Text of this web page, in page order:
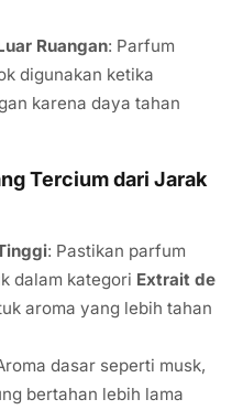
Ruangan: Parfum
digunakan ketika
karena daya tahan
Tercium dari Jarak
: Pastikan parfum
dalam kategori Extrait de
aroma yang lebih tahan
dasar seperti musk,
bertahan lebih lama